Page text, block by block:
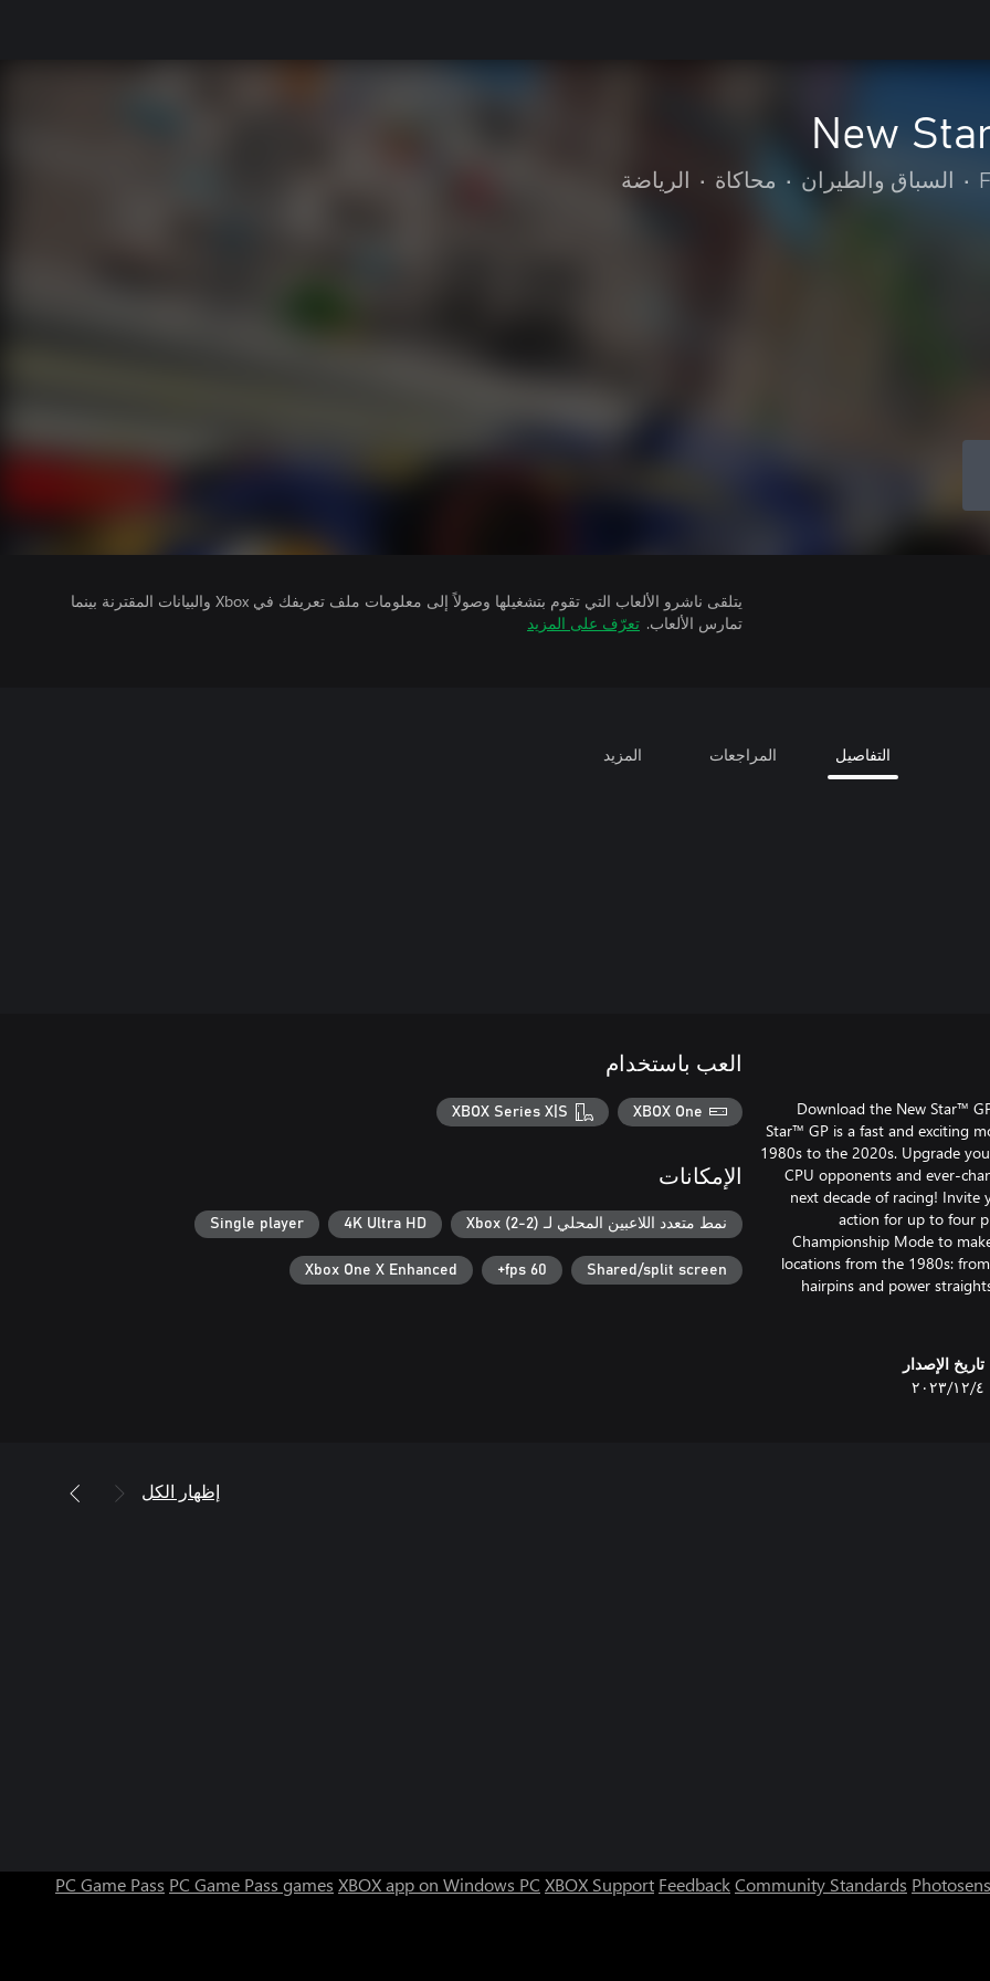
New
• السباق والطيران • محاكاة • الرياضة
يتلقى ناشرو الألعاب التي تقوم بتشغيلها وصولاً إلى معلومات ملف تعريفك في Xbox والبيانات المقترنة بينما
تمارس الألعاب. تعرّف على المزيد
التفاصيل المراجعات المزيد
Download the New Star™
Star™ GP is a fast and exciting
1980s to the 2020s. Upgrade
CPU opponents and ever-
next decade of racing!
action for up to four
Championship Mode to
locations from the 1980s:
hairpins and power
تاريخ الإصدار
٤‏/١٢‏/٢٠٢٣
العب باستخدام
XBOX One
XBOX Series X|S
الإمكانات
نمط متعدد اللاعبين المحلي لـ Xbox (2-2) 4K Ultra HD
Single player
Shared/split screen
60 fps+
Xbox One X Enhanced
إظهار الكل
PC Game Pass PC Game Pass games XBOX app on Windows PC XBOX Support FeedbackCommunity Standards